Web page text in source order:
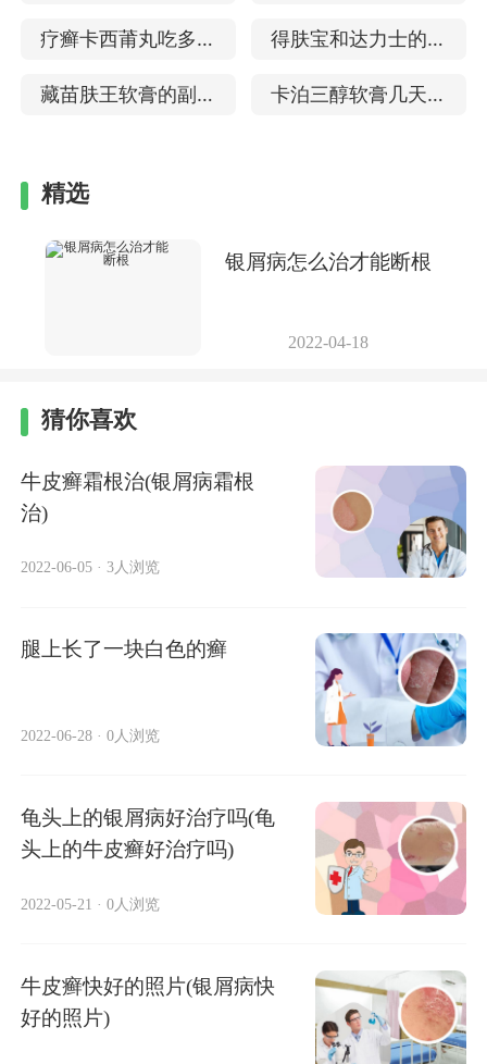
维a哪个治疗银屑病好
能治好银屑病
疗癣卡西莆丸吃多久
治疗银屑病的效果
得肤宝和达力士的区
别 治疗银屑病的效果
藏苗肤王软膏的副作
卡泊三醇软膏几天见
精选
银屑病怎么治才能断根
2022-04-18
猜你喜欢
牛皮癣霜根治(银屑病霜根
治)
2022-06-05 · 3人浏览
腿上长了一块白色的癣
2022-06-28 · 0人浏览
龟头上的银屑病好治疗吗(龟
头上的牛皮癣好治疗吗)
2022-05-21 · 0人浏览
牛皮癣快好的照片(银屑病快
好的照片)